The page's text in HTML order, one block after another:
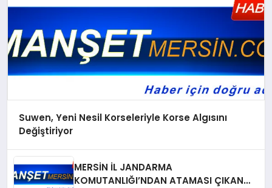
Suwen, Yeni Nesil Korseleriyle Korse Algısını
Değiştiriyor
MERSİN İL JANDARMA
KOMUTANLIĞI’NDAN ATAMASI ÇIKAN